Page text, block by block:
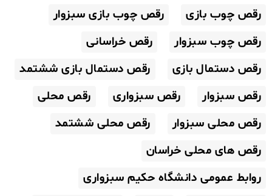
رقص چوب بازی
رقص چوب بازی سبزوار
رقص چوب سبزوار
رقص خراسانی
رقص دستمال بازی
رقص دستمال بازی ششتمد
رقص سبزوار
رقص سبزواری
رقص محلی
رقص محلی سبزوار
رقص محلی ششتمد
رقص های محلی خراسان
روابط عمومی دانشگاه حکیم سبزواری